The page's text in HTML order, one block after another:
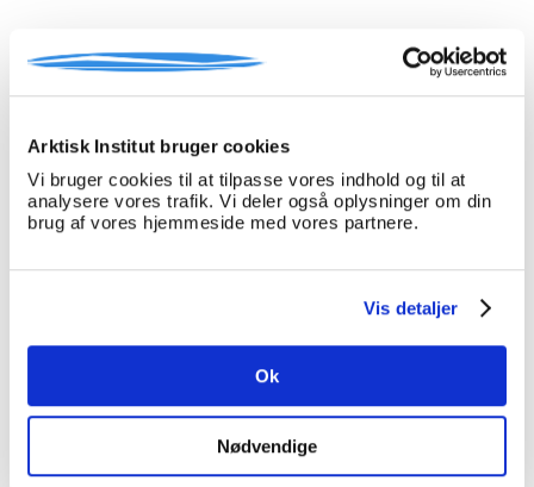
Arktisk Institut bruger cookies
Vi bruger cookies til at tilpasse vores indhold og til at
analysere vores trafik. Vi deler også oplysninger om din
brug af vores hjemmeside med vores partnere.
Vis detaljer
Ok
Nødvendige
Arkivfond
Beskrivelse:
Kopi af dagbog fra rejse med M/S
Disko sommeren 1934 fra
København til Diskobugten og retur.
Dagbogen er ført af C. Bang.
Note eksisterer
Henvisninger